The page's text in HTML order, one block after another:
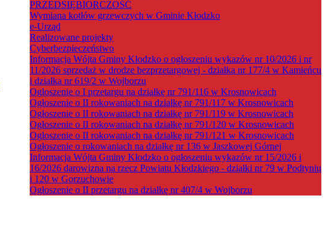
PRZEDSIĘBIORCZOŚĆ
Wymiana kotłów grzewczych w Gminie Kłodzko
e-Urząd
Realizowane projekty
Cyberbezpieczeństwo
Informacja Wójta Gminy Kłodzko o ogłoszeniu wykazów nr 10/2026 i nr
11/2026 sprzedaż w drodze bezprzetargowej - działka nr 177/4 w Kamieńcu
i działka nr 619/2 w Wojborzu
Ogłoszenie o I przetargu na działkę nr 791/116 w Krosnowicach
Ogłoszenie o II rokowaniach na działkę nr 791/117 w Krosnowicach
Ogłoszenie o II rokowaniach na działkę nr 791/119 w Krosnowicach
Ogłoszenie o II rokowaniach na działkę nr 791/120 w Krosnowicach
Ogłoszenie o II rokowaniach na działkę nr 791/121 w Krosnowicach
Ogłoszenie o rokowaniach na działkę nr 136 w Jaszkowej Górnej
Informacja Wójta Gminy Kłodzko o ogłoszeniu wykazów nr 15/2026 i
16/2026 darowizna na rzecz Powiatu Kłodzkiego - działki nr 79 w Podtyniu
i 120 w Gorzuchowie
Ogłoszenie o II przetargu na działkę nr 407/4 w Wojborzu